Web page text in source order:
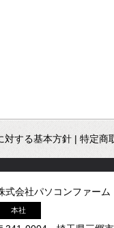
対する基本方針 | 特定商
式会社パソコンファーム
本社